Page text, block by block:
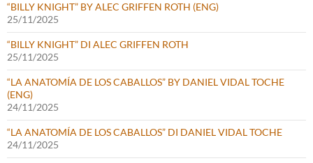
“BILLY KNIGHT” BY ALEC GRIFFEN ROTH (ENG)
25/11/2025
“BILLY KNIGHT” DI ALEC GRIFFEN ROTH
25/11/2025
“LA ANATOMÍA DE LOS CABALLOS” BY DANIEL VIDAL TOCHE
(ENG)
24/11/2025
“LA ANATOMÍA DE LOS CABALLOS” DI DANIEL VIDAL TOCHE
24/11/2025